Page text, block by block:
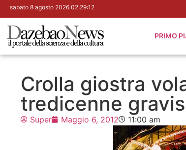
sabato 8 agosto 2026 02:29:13
PRIMO
Crolla giostra
tredicenne
Super Maggio 6, 2012 11:00 am